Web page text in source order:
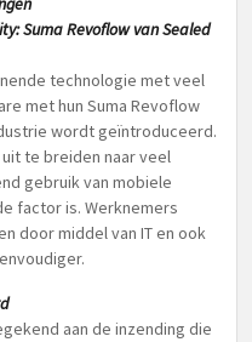
Suma Revoflow van Sealed
technologie met veel
met hun Suma Revoflow
wordt geïntroduceerd.
te breiden naar veel
gebruik van mobiele
factor is. Werknemers
door middel van IT en ook
aan de inzending die